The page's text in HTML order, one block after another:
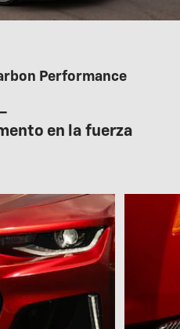
Performance
en la fuerza